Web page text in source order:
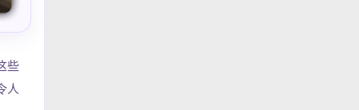
些
人